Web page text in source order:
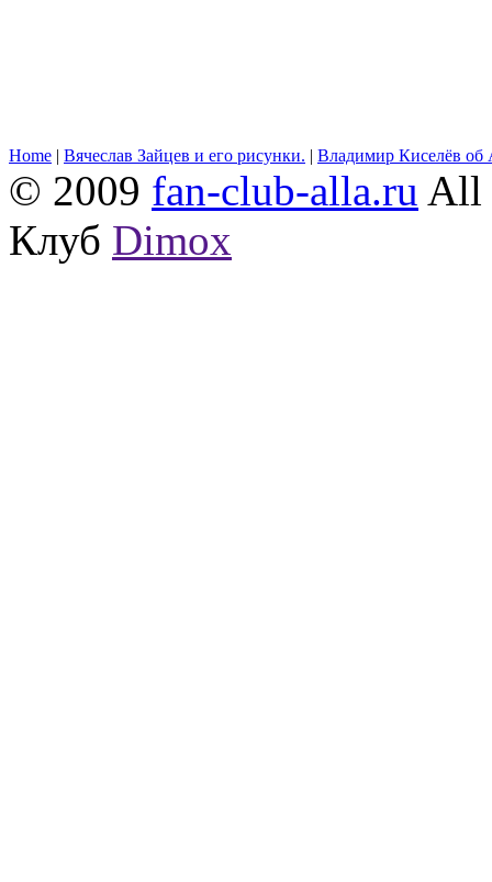
Home | Вячеслав Зайцев и его рисунки. | Владимир Киселёв об
© 2009 fan-club-alla.ru All
Клуб Dimox